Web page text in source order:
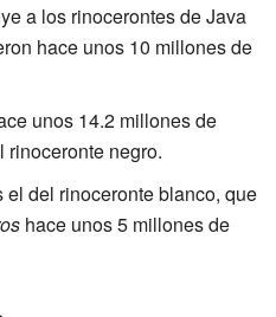
a los rinocerontes de Java
hace unos 10 millones de
unos 14.2 millones de
rinoceronte negro.
el del rinoceronte blanco, que
hace unos 5 millones de